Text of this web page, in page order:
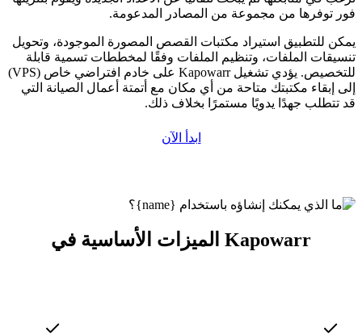
فور توفرها من مجموعة من المصادر المدعومة.
يمكن للتطبيق استيراد مكتبات القصص المصورة الموجودة، وتحويل
تنسيقات الملفات، وتنظيم الملفات وفقًا لمخططات تسمية قابلة
للتخصيص. يؤدي تشغيل Kapowarr على خادم افتراضي خاص (VPS)
إلى إبقاء مكتبتك متاحة من أي مكان مع أتمتة أعمال الصيانة التي
قد تتطلب جهدًا يدويًا مستمرًا بخلاف ذلك.
ابدأ الآن
الميزات الأساسية في Kapowarr